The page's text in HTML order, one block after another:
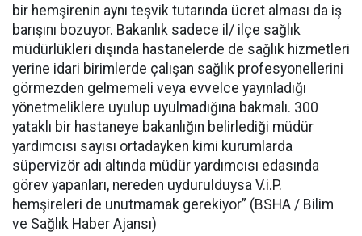
bir hemşirenin aynı teşvik tutarında ücret alması da iş
barışını bozuyor. Bakanlık sadece il/ ilçe sağlık
müdürlükleri dışında hastanelerde de sağlık hizmetleri
yerine idari birimlerde çalışan sağlık profesyonellerini
görmezden gelmemeli veya evvelce yayınladığı
yönetmeliklere uyulup uyulmadığına bakmalı. 300
yataklı bir hastaneye bakanlığın belirlediği müdür
yardımcısı sayısı ortadayken kimi kurumlarda
süpervizör adı altında müdür yardımcısı edasında
görev yapanları, nereden uydurulduysa V.i.P.
hemşireleri de unutmamak gerekiyor” (BSHA / Bilim
ve Sağlık Haber Ajansı)